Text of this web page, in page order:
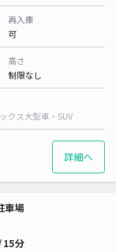
再入庫
可
高さ
制限なし
クス大型車・SUV
詳細へ
車場
15分